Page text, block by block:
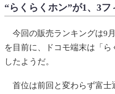
“らくらくホン”が1、3
今回の販売ランキングは9
を目前に、ドコモ端末は「
したようだ。
首位は前回と変わらず富士